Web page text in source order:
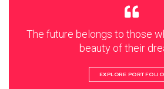
The future belongs to those
beauty of their
EXPLORE PORTFOLIO